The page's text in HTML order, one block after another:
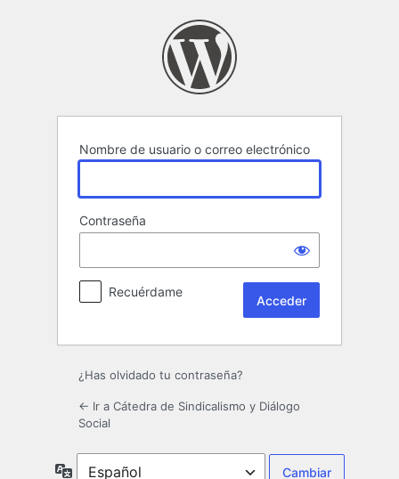
Nombre de usuario o correo electrónico
Contraseña
Recuérdame
¿Has olvidado tu contraseña?
← Ir a Cátedra de Sindicalismo y Diálogo
Social
Idioma